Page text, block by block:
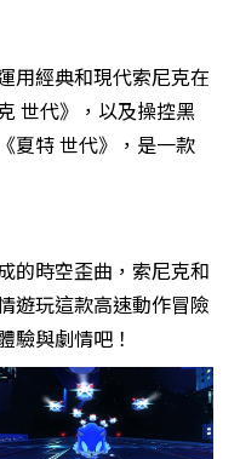
用經典和現代索尼克在
世代》，以及操控黑
夏特 世代》，是一款
的時空歪曲，索尼克和
遊玩這款高速動作冒險
驗與劇情吧！